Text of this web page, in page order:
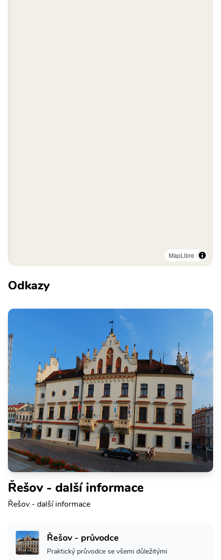
MapLibre
Odkazy
Řešov - další informace
Řešov - další informace
Řešov - průvodce
Praktický průvodce se všemi důležitými